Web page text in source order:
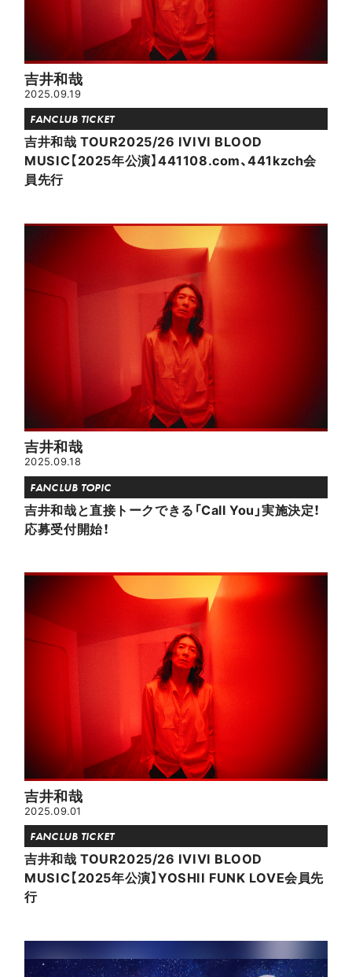
吉井和哉
2025.09.19
FANCLUB TICKET
吉井和哉 TOUR2025/26 IVIVI BLOOD
MUSIC【2025年公演】441108.com、441kzch会
員先行
吉井和哉
2025.09.18
FANCLUB TOPIC
吉井和哉と直接トークできる「Call You」実施決定！
応募受付開始！
吉井和哉
2025.09.01
FANCLUB TICKET
吉井和哉 TOUR2025/26 IVIVI BLOOD
MUSIC【2025年公演】​​YOSHII FUNK LOVE会員先
行